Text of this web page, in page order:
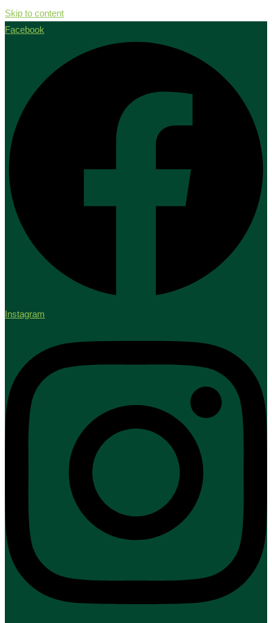
Skip to content
Facebook
Instagram